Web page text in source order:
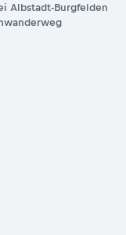
Albstadt-Burgfelden